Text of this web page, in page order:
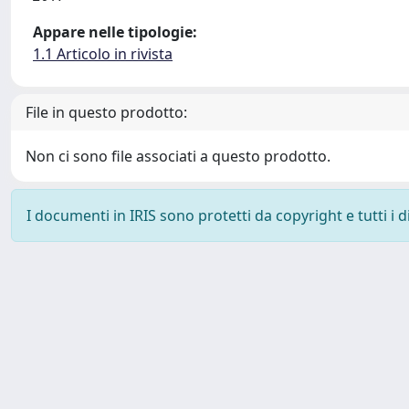
Appare nelle tipologie:
1.1 Articolo in rivista
File in questo prodotto:
Non ci sono file associati a questo prodotto.
I documenti in IRIS sono protetti da copyright e tutti i